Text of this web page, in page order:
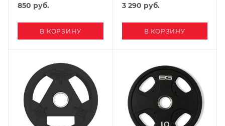
850 руб.
В КОРЗИНУ
3 290 руб.
В КОРЗИНУ